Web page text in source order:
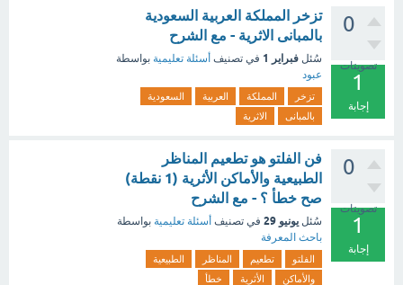
0
تصويتات
1
إجابة
تزخر المملكة العربية السعودية
بالمبانى الاثرية - مع الشرح
سُئل فبراير 1 في تصنيف أسئلة تعليمية بواسطة
عبود
تزخر المملكة العربية
السعودية
بالمبانى
الاثرية
0
تصويتات
1
إجابة
فن الفلتو هو تطعيم المناظر
الطبيعية والأماكن الأثرية (1 نقطة)
صح خطأ ؟ - مع الشرح
سُئل يونيو 29 في تصنيف أسئلة تعليمية بواسطة
باحث المعرفة
الفلتو تطعيم المناظر
الطبيعية
والأماكن
الأثرية خطأ